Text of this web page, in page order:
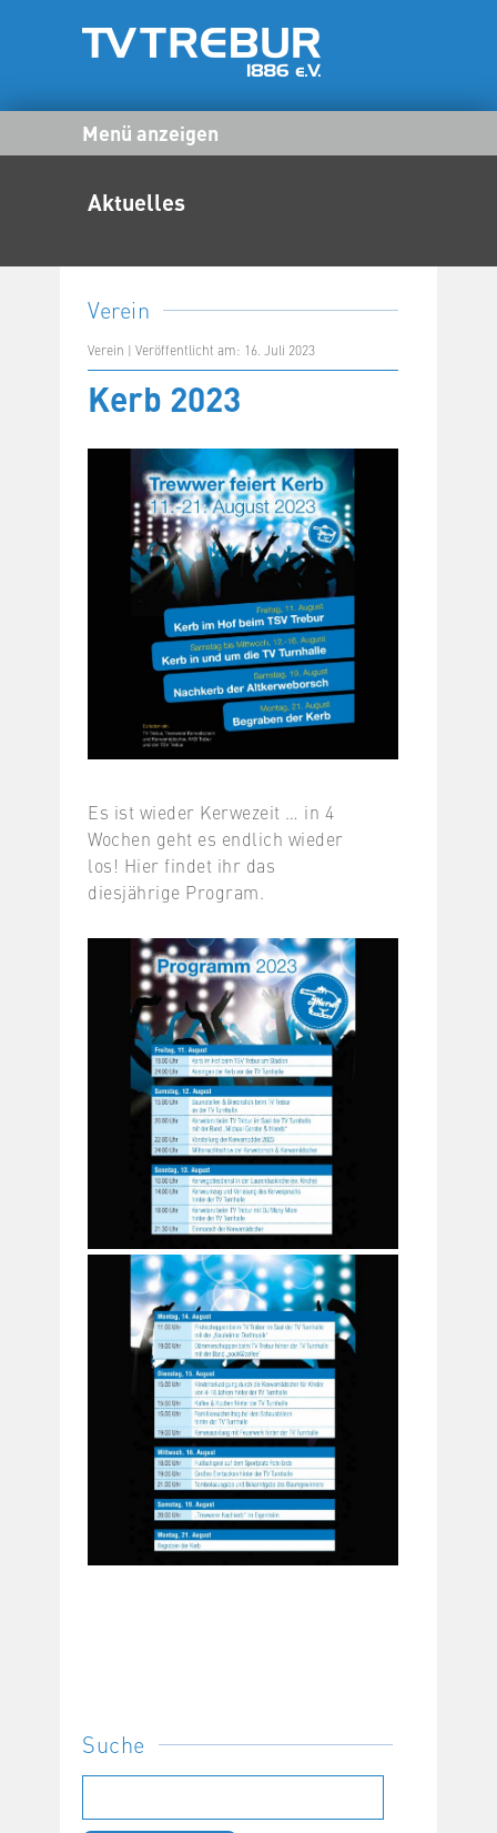
Menü anzeigen
Aktuelles
Verein
Verein | Veröffentlicht am: 16. Juli 2023
Kerb 2023
Es ist wieder Kerwezeit … in 4
Wochen geht es endlich wieder
los! Hier findet ihr das
diesjährige Program.
Suche
nach: